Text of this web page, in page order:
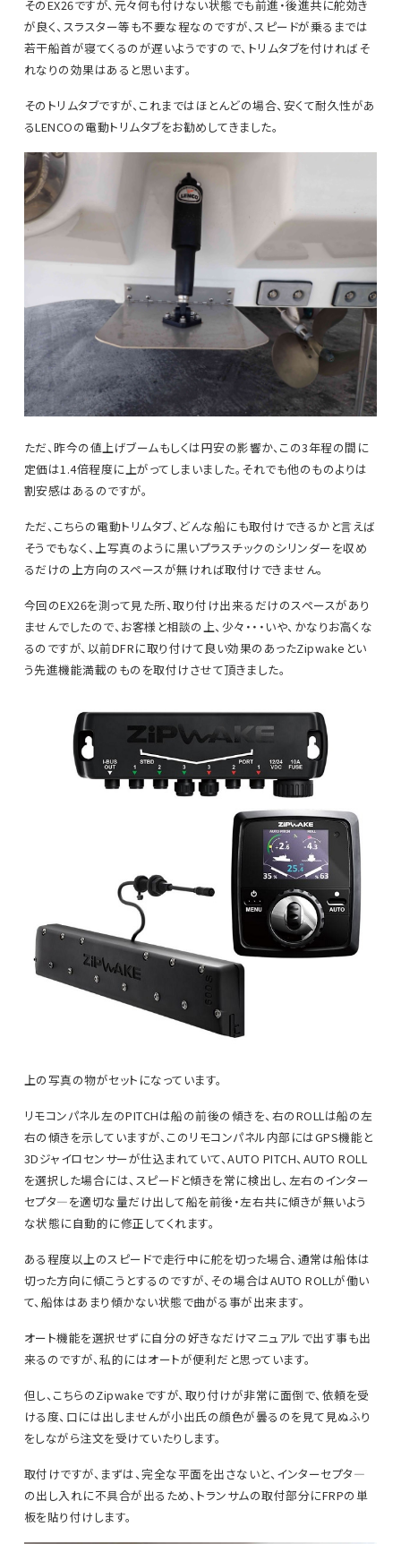
そのEX26ですが、元々何も付けない状態でも前進・後進共に舵効き
が良く、スラスター等も不要な程なのですが、スピードが乗るまでは
若干船首が寝てくるのが遅いようですので、トリムタブを付ければそ
れなりの効果はあると思います。
そのトリムタブですが、これまではほとんどの場合、安くて耐久性があ
るLENCOの電動トリムタブをお勧めしてきました。
ただ、昨今の値上げブームもしくは円安の影響か、この3年程の間に
定価は1.4倍程度に上がってしまいました。それでも他のものよりは
割安感はあるのですが。
ただ、こちらの電動トリムタブ、どんな船にも取付けできるかと言えば
そうでもなく、上写真のように黒いプラスチックのシリンダーを収め
るだけの上方向のスペースが無ければ取付けできません。
今回のEX26を測って見た所、取り付け出来るだけのスペースがあり
ませんでしたので、お客様と相談の上、少々・・・いや、かなりお高くな
るのですが、以前DFRに取り付けて良い効果のあったZipwakeとい
う先進機能満載のものを取付けさせて頂きました。
上の写真の物がセットになっています。
リモコンパネル左のPITCHは船の前後の傾きを、右のROLLは船の左
右の傾きを示していますが、このリモコンパネル内部にはGPS機能と
3Dジャイロセンサーが仕込まれていて、AUTO PITCH、AUTO ROLL
を選択した場合には、スピードと傾きを常に検出し、左右のインター
セプタ―を適切な量だけ出して船を前後・左右共に傾きが無いよう
な状態に自動的に修正してくれます。
ある程度以上のスピードで走行中に舵を切った場合、通常は船体は
切った方向に傾こうとするのですが、その場合はAUTO ROLLが働い
て、船体はあまり傾かない状態で曲がる事が出来ます。
オート機能を選択せずに自分の好きなだけマニュアルで出す事も出
来るのですが、私的にはオートが便利だと思っています。
但し、こちらのZipwakeですが、取り付けが非常に面倒で、依頼を受
ける度、口には出しませんが小出氏の顔色が曇るのを見て見ぬふり
をしながら注文を受けていたりします。
取付けですが、まずは、完全な平面を出さないと、インターセプタ―
の出し入れに不具合が出るため、トランサムの取付部分にFRPの単
板を貼り付けします。